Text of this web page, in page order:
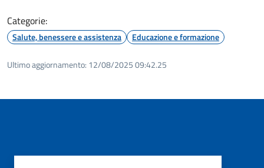
Categorie:
Salute, benessere e assistenza Educazione e formazione
Ultimo aggiornamento: 12/08/2025 09:42.25